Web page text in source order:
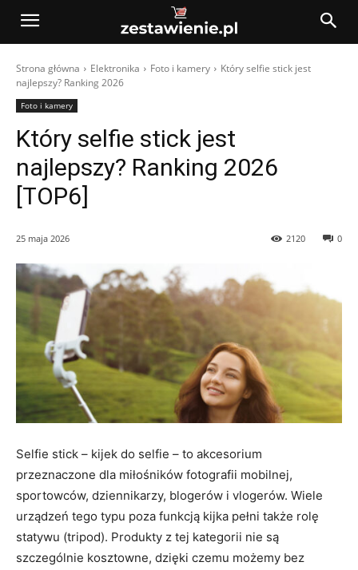
Strona główna Elektronika Foto i kamery
Który selfie stick jest
najlepszy? Ranking 2026
Foto i kamery
Który selfie stick jest
najlepszy? Ranking 2026
[TOP6]
25 maja 2026 0
2120
Selfie stick – kijek do selfie – to akcesorium
przeznaczone dla miłośników fotografii mobilnej,
sportowców, dziennikarzy, blogerów i vlogerów. Wiele
urządzeń tego typu poza funkcją kijka pełni także rolę
statywu (tripod). Produkty z tej kategorii nie są
szczególnie kosztowne, dzięki czemu możemy bez